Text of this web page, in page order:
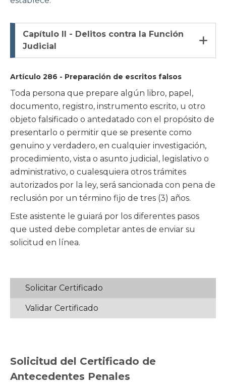
Capítulo II - Delitos contra la Función
Judicial

Artículo 286 - Preparación de escritos falsos
Toda persona que prepare algún libro, papel,
documento, registro, instrumento escrito, u otro
objeto falsificado o antedatado con el propósito de
presentarlo o permitir que se presente como
genuino y verdadero, en cualquier investigación,
procedimiento, vista o asunto judicial, legislativo o
administrativo, o cualesquiera otros trámites
autorizados por la ley, será sancionada con pena de
reclusión por un término fijo de tres (3) años.
Este asistente le guiará por los diferentes pasos
que usted debe completar antes de enviar su
solicitud en línea.
Solicitar Certificado
Validar Certificado
Solicitud del Certificado de
Antecedentes Penales